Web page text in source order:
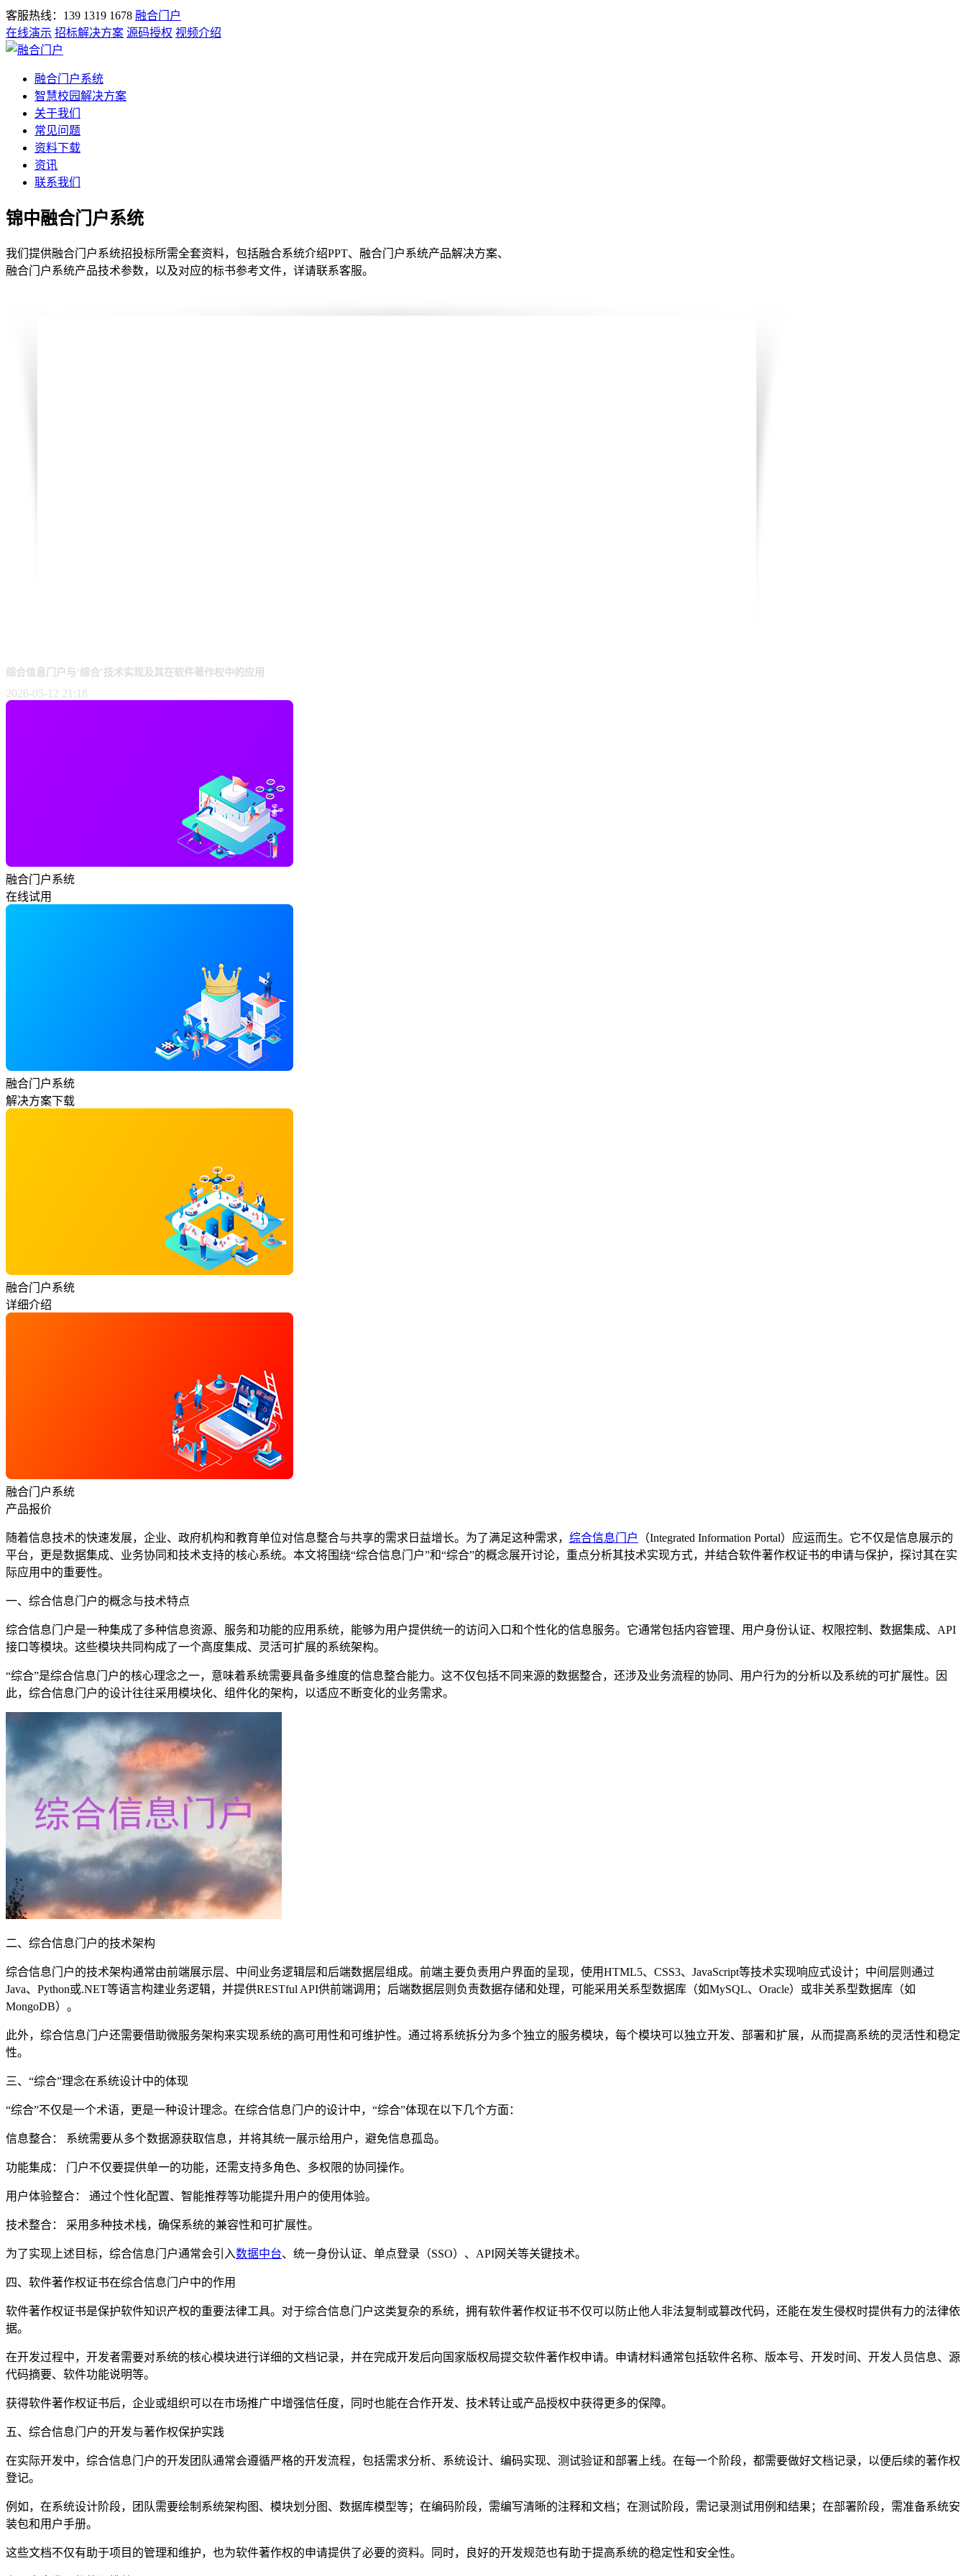
客服热线：139 1319 1678 融合门户
在线演示 招标解决方案 源码授权 视频介绍
融合门户系统
智慧校园解决方案
关于我们
常见问题
资料下载
资讯
联系我们
锦中融合门户系统
我们提供融合门户系统招投标所需全套资料，包括融合系统介绍PPT、融合门户系统产品解决方案、
融合门户系统产品技术参数，以及对应的标书参考文件，详请联系客服。
综合信息门户与‘综合’技术实现及其在软件著作权中的应用
2026-05-12 21:18
融合门户系统
在线试用
融合门户系统
解决方案下载
融合门户系统
详细介绍
融合门户系统
产品报价
随着信息技术的快速发展，企业、政府机构和教育单位对信息整合与共享的需求日益增长。为了满足这种需求， 综合信息门户
（Integrated Information Portal）应运而生。它不仅是信息展示的
平台，更是数据集成、业务协同和技术支持的核心系统。本文将围绕“综合信息门户”和“综合”的概念展开讨论，重点分析其技术实现方式，并结合软件著作权证书的申请与保护，探讨其在实
际应用中的重要性。
一、综合信息门户的概念与技术特点
综合信息门户是一种集成了多种信息资源、服务和功能的应用系统，能够为用户提供统一的访问入口和个性化的信息服务。它通常包括内容管理、用户身份认证、权限控制、数据集成、API
接口等模块。这些模块共同构成了一个高度集成、灵活可扩展的系统架构。
“综合”是综合信息门户的核心理念之一，意味着系统需要具备多维度的信息整合能力。这不仅包括不同来源的数据整合，还涉及业务流程的协同、用户行为的分析以及系统的可扩展性。因
此，综合信息门户的设计往往采用模块化、组件化的架构，以适应不断变化的业务需求。
二、综合信息门户的技术架构
综合信息门户的技术架构通常由前端展示层、中间业务逻辑层和后端数据层组成。前端主要负责用户界面的呈现，使用HTML5、CSS3、JavaScript等技术实现响应式设计；中间层则通过
Java、Python或.NET等语言构建业务逻辑，并提供RESTful API供前端调用；后端数据层则负责数据存储和处理，可能采用关系型数据库（如MySQL、Oracle）或非关系型数据库（如
MongoDB）。
此外，综合信息门户还需要借助微服务架构来实现系统的高可用性和可维护性。通过将系统拆分为多个独立的服务模块，每个模块可以独立开发、部署和扩展，从而提高系统的灵活性和稳定
性。
三、“综合”理念在系统设计中的体现
“综合”不仅是一个术语，更是一种设计理念。在综合信息门户的设计中，“综合”体现在以下几个方面：
信息整合： 系统需要从多个数据源获取信息，并将其统一展示给用户，避免信息孤岛。
功能集成： 门户不仅要提供单一的功能，还需支持多角色、多权限的协同操作。
用户体验整合： 通过个性化配置、智能推荐等功能提升用户的使用体验。
技术整合： 采用多种技术栈，确保系统的兼容性和可扩展性。
为了实现上述目标，综合信息门户通常会引入数据中台、统一身份认证、单点登录（SSO）、API网关等关键技术。
四、软件著作权证书在综合信息门户中的作用
软件著作权证书是保护软件知识产权的重要法律工具。对于综合信息门户这类复杂的系统，拥有软件著作权证书不仅可以防止他人非法复制或篡改代码，还能在发生侵权时提供有力的法律依
据。
在开发过程中，开发者需要对系统的核心模块进行详细的文档记录，并在完成开发后向国家版权局提交软件著作权申请。申请材料通常包括软件名称、版本号、开发时间、开发人员信息、源
代码摘要、软件功能说明等。
获得软件著作权证书后，企业或组织可以在市场推广中增强信任度，同时也能在合作开发、技术转让或产品授权中获得更多的保障。
五、综合信息门户的开发与著作权保护实践
在实际开发中，综合信息门户的开发团队通常会遵循严格的开发流程，包括需求分析、系统设计、编码实现、测试验证和部署上线。在每一个阶段，都需要做好文档记录，以便后续的著作权
登记。
例如，在系统设计阶段，团队需要绘制系统架构图、模块划分图、数据库模型等；在编码阶段，需编写清晰的注释和文档；在测试阶段，需记录测试用例和结果；在部署阶段，需准备系统安
装包和用户手册。
这些文档不仅有助于项目的管理和维护，也为软件著作权的申请提供了必要的资料。同时，良好的开发规范也有助于提高系统的稳定性和安全性。